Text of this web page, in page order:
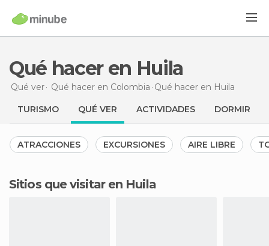
Qué hacer en Huila
Qué ver Qué hacer en Colombia Qué hacer en Huila
TURISMO QUÉ VER ACTIVIDADES DORMIR
ATRACCIONES EXCURSIONES AIRE LIBRE
Sitios que visitar en Huila